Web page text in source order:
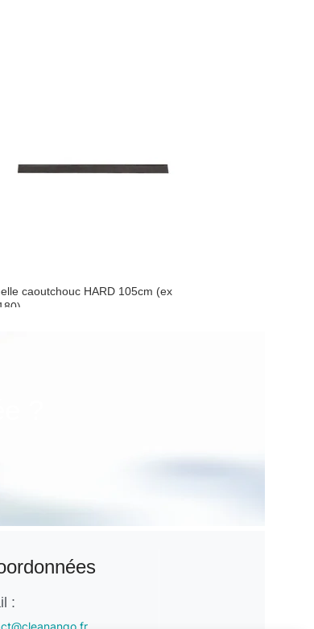
caoutchouc HARD 105cm (ex
?
: